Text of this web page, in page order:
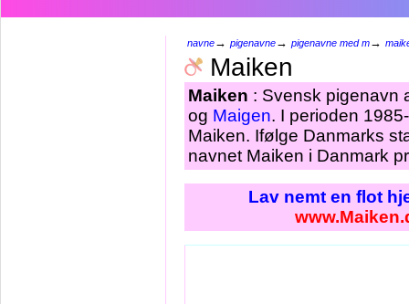
navne→ pigenavne→ pigenavne med m→
Maiken
Maiken : Svensk pigenavn
og Maigen. I perioden
Maiken. Ifølge Danmarks
navnet Maiken i Danmark
Lav nemt en flot